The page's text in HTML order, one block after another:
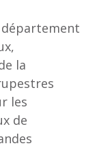
la
les
de